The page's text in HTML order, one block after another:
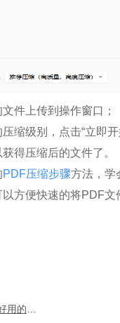
件上传到操作窗口；
缩级别，点击“立即
得压缩后的文件了。
PDF压缩步骤方法，学
方便快速的将PDF